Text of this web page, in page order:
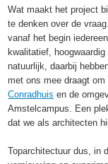
Wat maakt het project
te denken over de
vanaf het begin
kwalitatief,
natuurlijk, daarbij
met ons mee draagt
Conradhuis en de
Amstelcampus. Een
dat we als architecten
Toparchitectuur dus, in